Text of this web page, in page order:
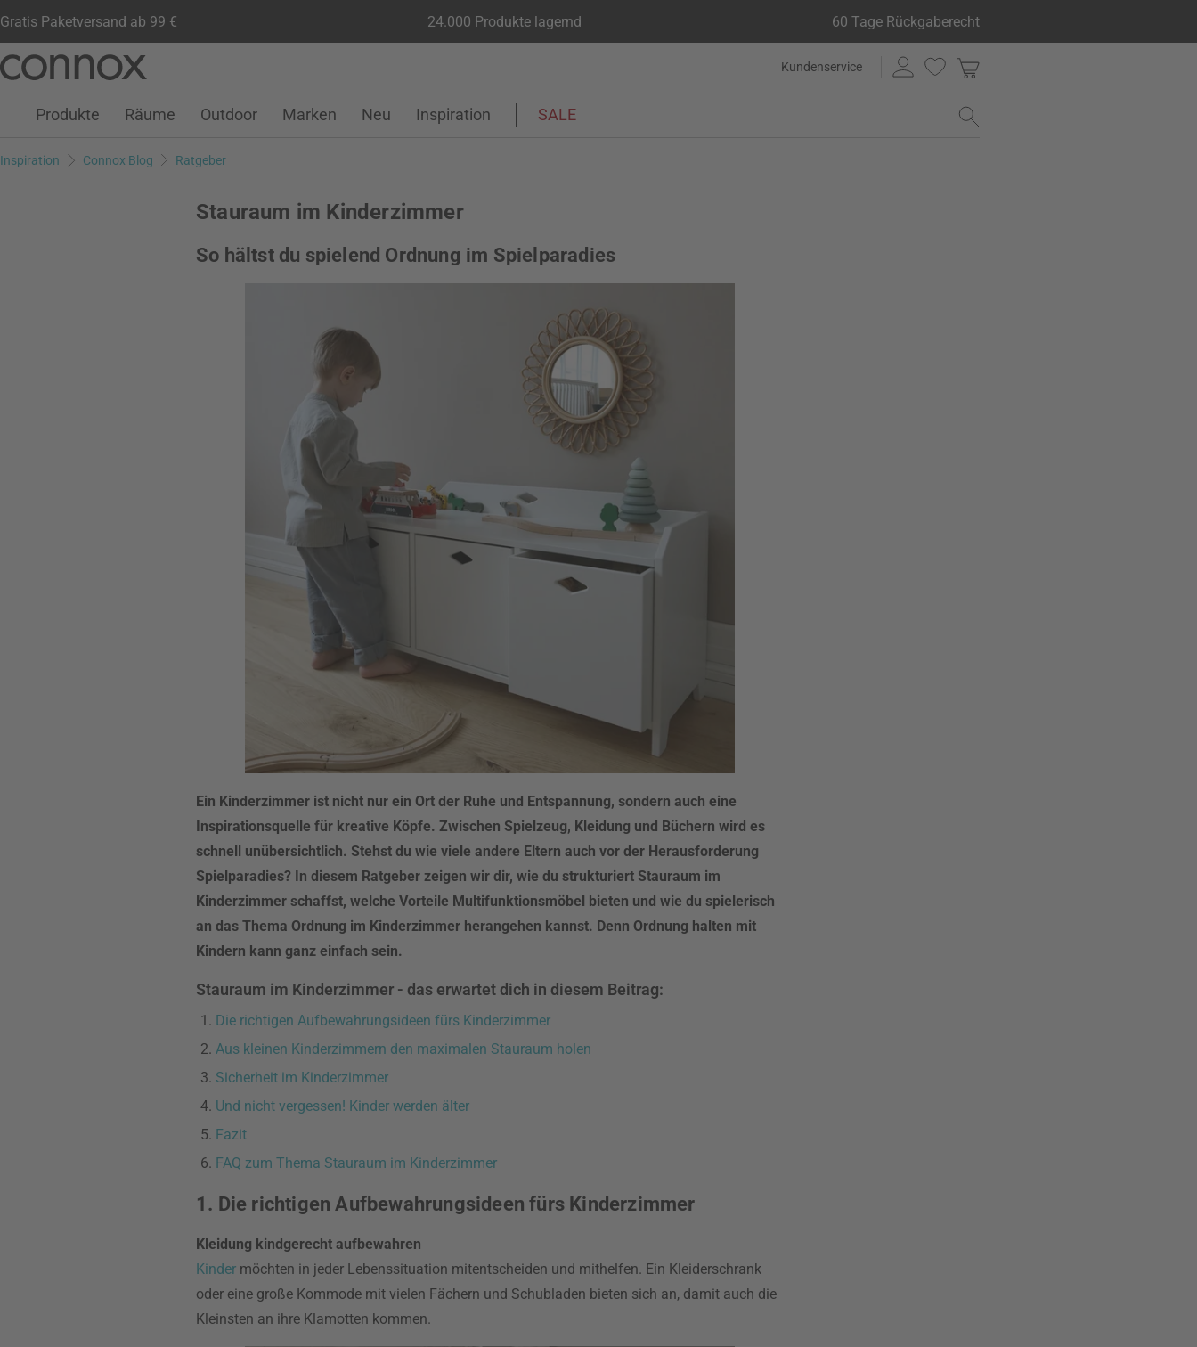
Gratis Paketversand ab 99 € 24.000 Produkte lagernd 60 Tage Rückgaberecht
Seiteninhalt
Suchfeld
Kundenservice
Kundenkonto
Wunschliste
Warenkorb
Produkte Räume Outdoor Marken Neu Inspiration SALE
Inspiration Connox Blog Ratgeber
Stauraum im Kinderzimmer
So hältst du spielend Ordnung im Spielparadies
Ein Kinderzimmer ist nicht nur ein Ort der Ruhe und Entspannung, sondern auch eine
Inspirationsquelle für kreative Köpfe. Zwischen Spielzeug, Kleidung und Büchern wird es
schnell unübersichtlich. Stehst du wie viele andere Eltern auch vor der Herausforderung
Spielparadies? In diesem Ratgeber zeigen wir dir, wie du strukturiert Stauraum im
Kinderzimmer schaffst, welche Vorteile Multifunktionsmöbel bieten und wie du spielerisch
an das Thema Ordnung im Kinderzimmer herangehen kannst. Denn Ordnung halten mit
Kindern kann ganz einfach sein.
Stauraum im Kinderzimmer - das erwartet dich in diesem Beitrag:
Die richtigen Aufbewahrungsideen fürs Kinderzimmer
Aus kleinen Kinderzimmern den maximalen Stauraum holen
Sicherheit im Kinderzimmer
Und nicht vergessen! Kinder werden älter
Fazit
FAQ zum Thema Stauraum im Kinderzimmer
1. Die richtigen Aufbewahrungsideen fürs Kinderzimmer
Kleidung kindgerecht aufbewahren
Kinder möchten in jeder Lebenssituation mitentscheiden und mithelfen. Ein Kleiderschrank
oder eine große Kommode mit vielen Fächern und Schubladen bieten sich an, damit auch die
Kleinsten an ihre Klamotten kommen.